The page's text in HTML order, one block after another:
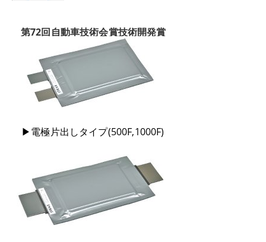
第72回自動車技術会賞技術開発賞
▶電極片出しタイプ(500F,1000F)